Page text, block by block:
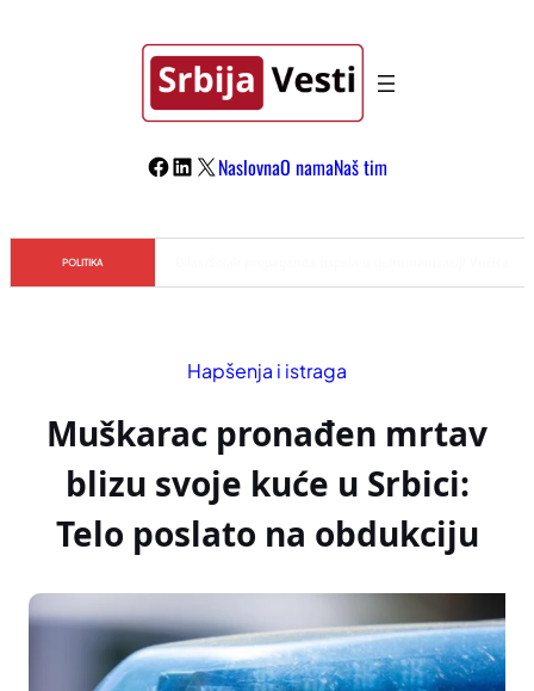
Facebook
LinkedIn
X NaslovnaO namaNaš tim
POLITIKA
Hapšenja i istraga
Muškarac pronađen mrtav
blizu svoje kuće u Srbici:
Telo poslato na obdukciju